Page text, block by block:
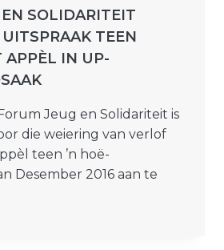
SOLIDARITEIT
TEEN
APPÈL IN UP-
Jeug en Solidariteit is
die weiering van verlof
teen ’n hoë-
Desember 2016 aan te